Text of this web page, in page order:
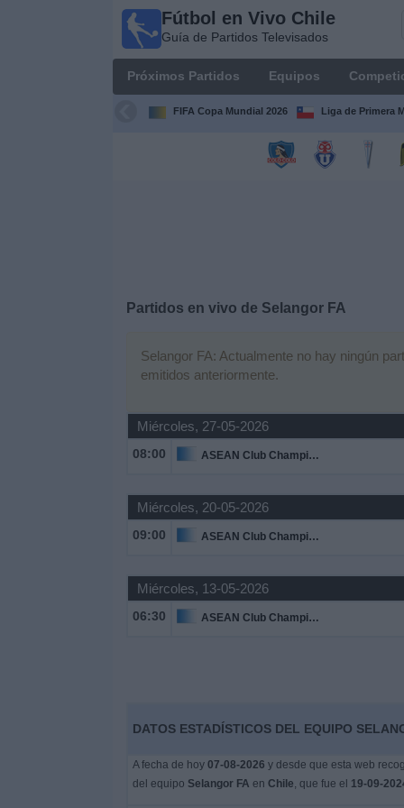
Fútbol en Vivo Chile
Guía de Partidos Televisados
Próximos Partidos Equipos
FIFA Copa Mundial 2026 Liga de Primera
Partidos en vivo de Selangor FA
Selangor FA: Actualmente no hay ningún
emitidos anteriormente.
Miércoles, 27-05-2026
08:00 ASEAN Club Championship
Miércoles, 20-05-2026
09:00 ASEAN Club Championship
Miércoles, 13-05-2026
06:30 ASEAN Club Championship
DATOS ESTADÍSTICOS DEL EQUIPO
A fecha de hoy 07-08-2026 y desde que esta web
del equipo Selangor FA en Chile, que fue el 19-09-